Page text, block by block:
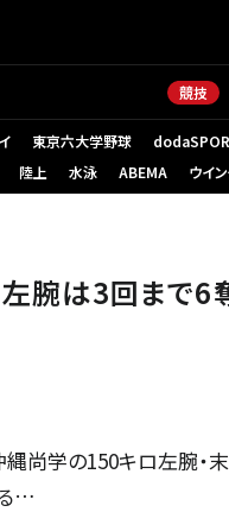
競技
東京六大学野球 （新しいタブ
陸上 水泳 ABEMA ウイ
腕は3回まで6奪
尚学の150キロ左腕・
…